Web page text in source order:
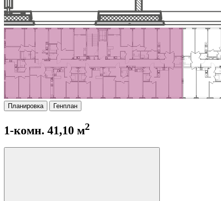
Планировка Генплан
1-комн. 41,10 м2